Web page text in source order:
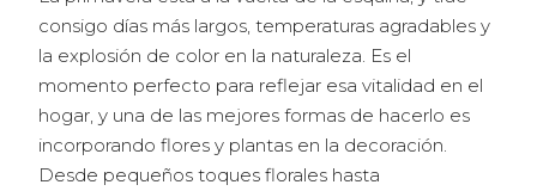
consigo días más largos, temperaturas agradables y
la explosión de color en la naturaleza. Es el
momento perfecto para reflejar esa vitalidad en el
hogar, y una de las mejores formas de hacerlo es
incorporando flores y plantas en la decoración.
Desde pequeños toques florales hasta